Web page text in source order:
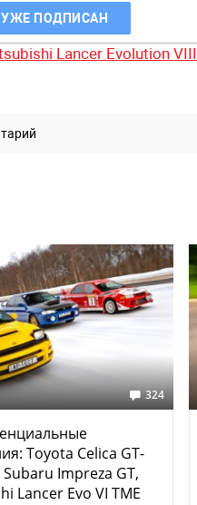
УЖЕ ПОДПИСАН
Lancer Evolution VIII
324
Toyota Celica GT-
Subaru Impreza GT,
Lancer Evo VI TME